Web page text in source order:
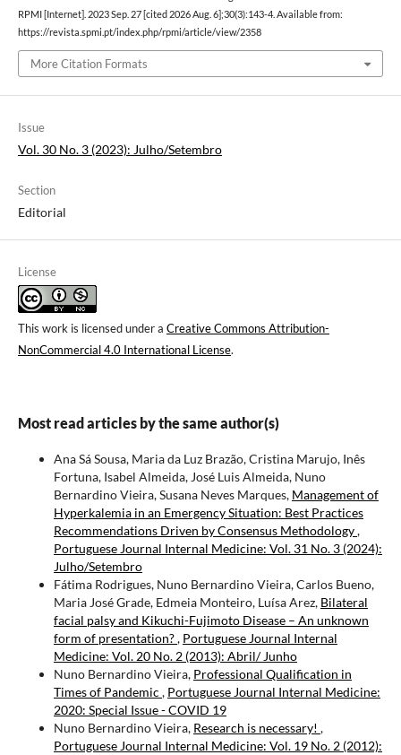
RPMI [Internet]. 2023 Sep. 27 [cited 2026 Aug. 6];30(3):143-4. Available from:
https://revista.spmi.pt/index.php/rpmi/article/view/2358
More Citation Formats
Issue
Vol. 30 No. 3 (2023): Julho/Setembro
Section
Editorial
License
This work is licensed under a Creative Commons Attribution-
NonCommercial 4.0 International License.
Most read articles by the same author(s)
Ana Sá Sousa, Maria da Luz Brazão, Cristina Marujo, Inês
Fortuna, Isabel Almeida, José Luis Almeida, Nuno
Bernardino Vieira, Susana Neves Marques, Management of
Hyperkalemia in an Emergency Situation: Best Practices
Recommendations Driven by Consensus Methodology,
Portuguese Journal Internal Medicine: Vol. 31 No. 3 (2024):
Julho/Setembro
Fátima Rodrigues, Nuno Bernardino Vieira, Carlos Bueno,
Maria José Grade, Edmeia Monteiro, Luísa Arez, Bilateral
facial palsy and Kikuchi-Fujimoto Disease – An unknown
form of presentation?, Portuguese Journal Internal
Medicine: Vol. 20 No. 2 (2013): Abril/ Junho
Nuno Bernardino Vieira, Professional Qualification in
Times of Pandemic , Portuguese Journal Internal Medicine:
2020: Special Issue - COVID 19
Nuno Bernardino Vieira, Research is necessary! ,
Portuguese Journal Internal Medicine: Vol. 19 No. 2 (2012):